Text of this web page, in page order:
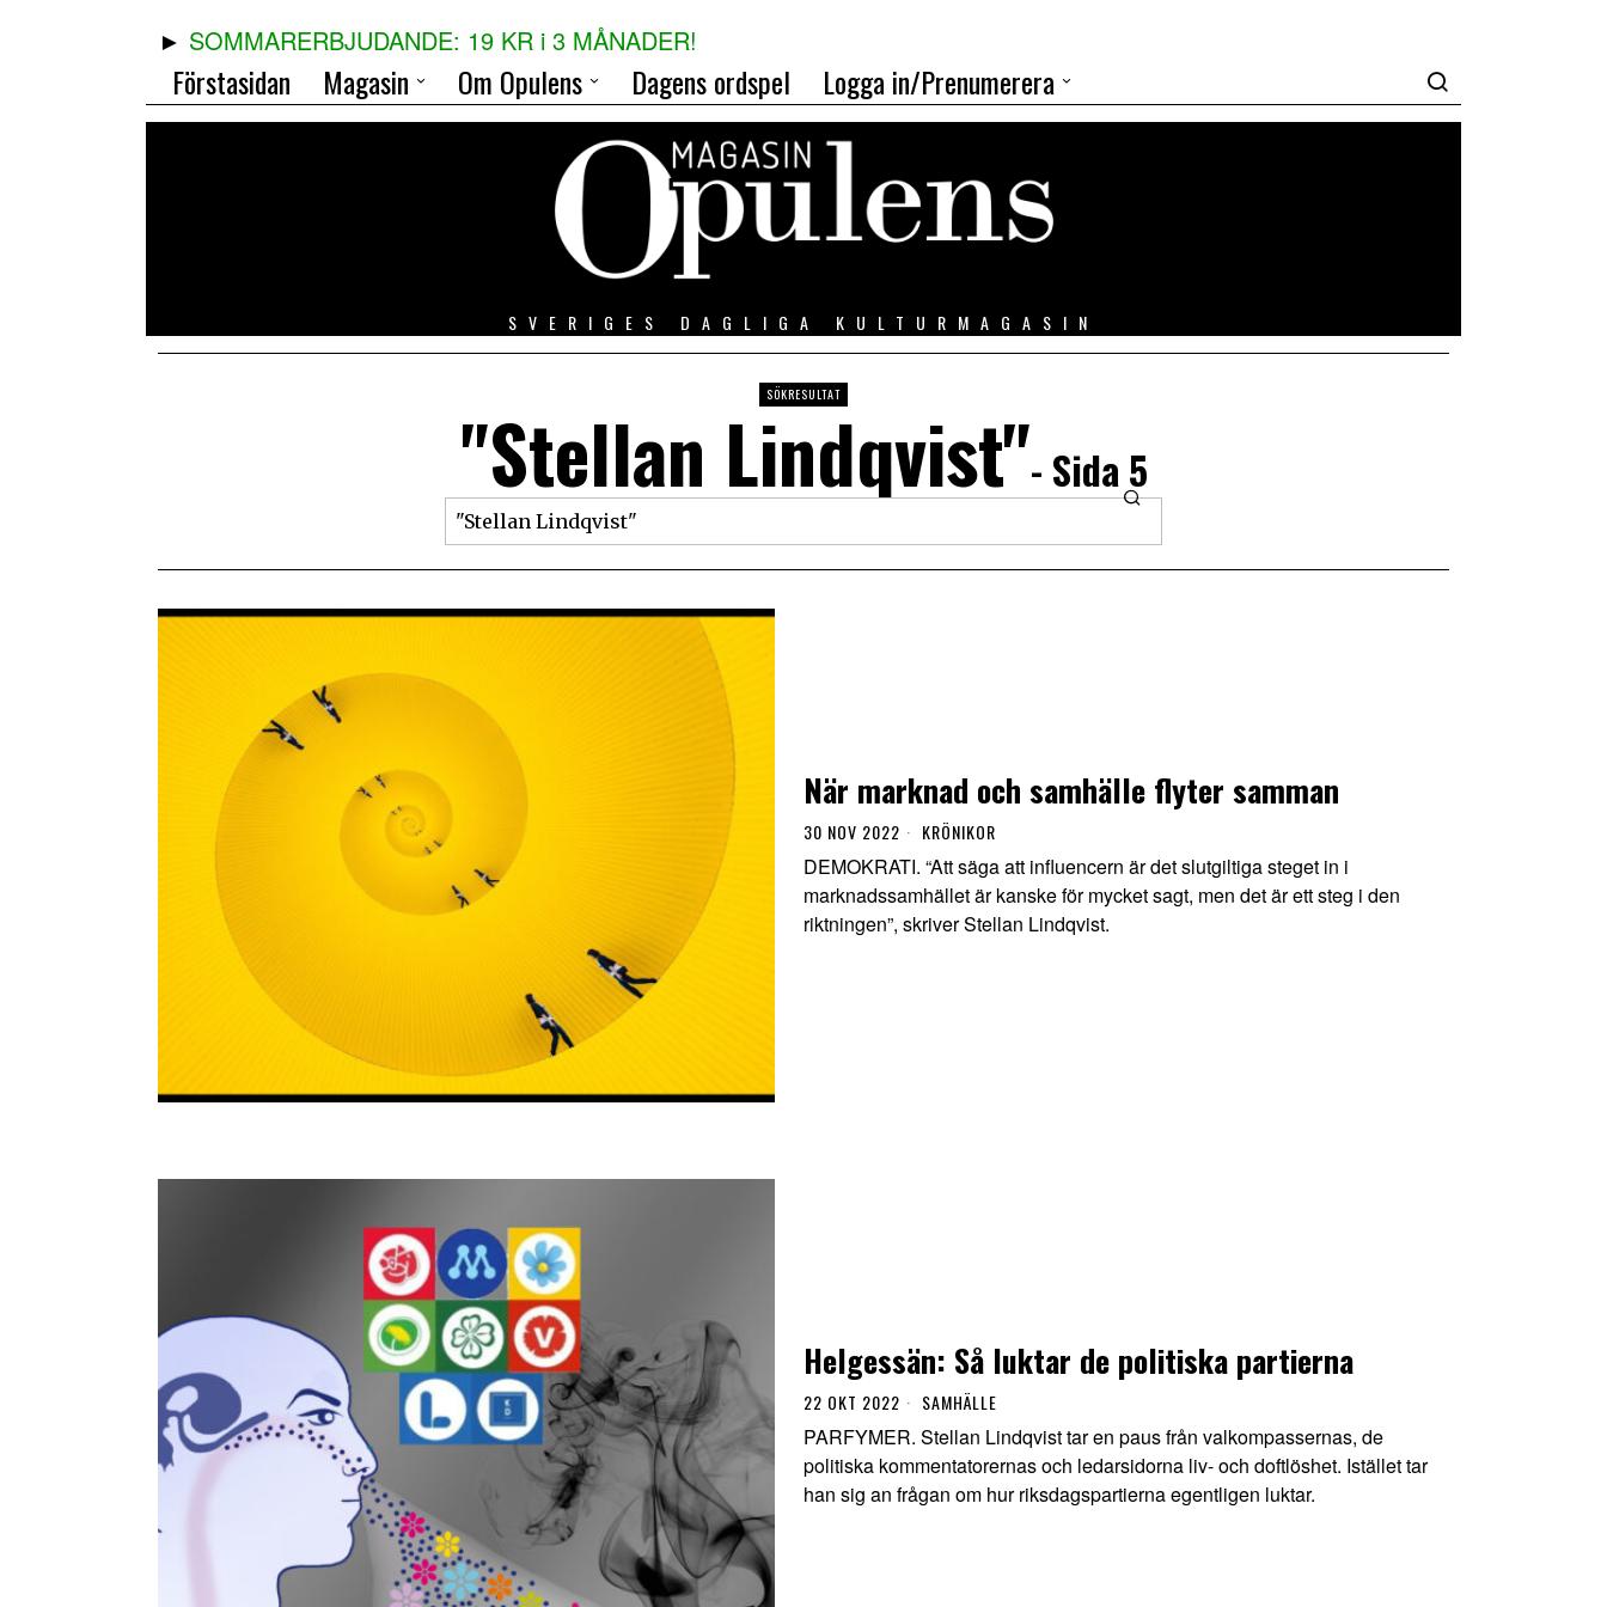
SOMMARERBJUDANDE: 19 KR i 3 MÅNADER!
Förstasidan Magasin Om Opulens Dagens ordspel Logga in/Prenumerera
SVERIGES DAGLIGA KULTURMAGASIN
SÖKRESULTAT
"Stellan Lindqvist"- Sida 5
När marknad och samhälle flyter samman
30 NOV 2022 KRÖNIKOR
DEMOKRATI. “Att säga att influencern är det slutgiltiga steget in i
marknadssamhället är kanske för mycket sagt, men det är ett steg i den
riktningen”, skriver Stellan Lindqvist.
Helgessän: Så luktar de politiska partierna
22 OKT 2022 SAMHÄLLE
PARFYMER. Stellan Lindqvist tar en paus från valkompassernas, de
politiska kommentatorernas och ledarsidorna liv- och doftlöshet. Istället tar
han sig an frågan om hur riksdagspartierna egentligen luktar.